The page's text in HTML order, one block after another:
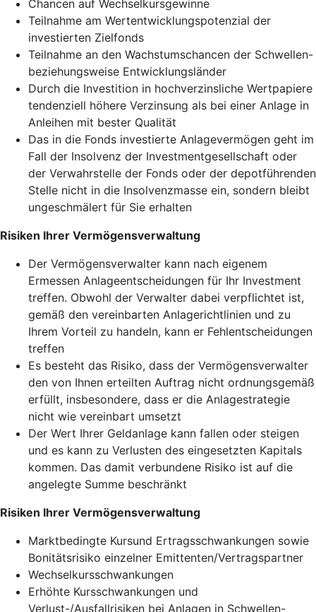
Chancen auf Wechselkursgewinne
Teilnahme am Wertentwicklungspotenzial der
investierten Zielfonds
Teilnahme an den Wachstumschancen der Schwellen-
beziehungsweise Entwicklungsländer
Durch die Investition in hochverzinsliche Wertpapiere
tendenziell höhere Verzinsung als bei einer Anlage in
Anleihen mit bester Qualität
Das in die Fonds investierte Anlagevermögen geht im
Fall der Insolvenz der Investmentgesellschaft oder
der Verwahrstelle der Fonds oder der depotführenden
Stelle nicht in die Insolvenzmasse ein, sondern bleibt
ungeschmälert für Sie erhalten
Risiken Ihrer Vermögensverwaltung
Der Vermögensverwalter kann nach eigenem
Ermessen Anlageentscheidungen für Ihr Investment
treffen. Obwohl der Verwalter dabei verpflichtet ist,
gemäß den vereinbarten Anlagerichtlinien und zu
Ihrem Vorteil zu handeln, kann er Fehlentscheidungen
treffen
Es besteht das Risiko, dass der Vermögensverwalter
den von Ihnen erteilten Auftrag nicht ordnungsgemäß
erfüllt, insbesondere, dass er die Anlagestrategie
nicht wie vereinbart umsetzt
Der Wert Ihrer Geldanlage kann fallen oder steigen
und es kann zu Verlusten des eingesetzten Kapitals
kommen. Das damit verbundene Risiko ist auf die
angelegte Summe beschränkt
Risiken Ihrer Vermögensverwaltung
Marktbedingte Kursund Ertragsschwankungen sowie
Bonitätsrisiko einzelner Emittenten/Vertragspartner
Wechselkursschwankungen
Erhöhte Kursschwankungen und
Verlust-/Ausfallrisiken bei Anlagen in Schwellen-